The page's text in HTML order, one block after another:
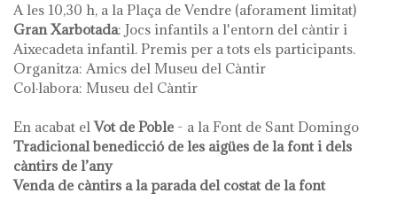
A les 10,30 h, a la Plaça de Vendre (aforament limitat)
Gran Xarbotada: Jocs infantils a l'entorn del càntir i
Aixecadeta infantil. Premis per a tots els participants.
Organitza: Amics del Museu del Càntir
Col·labora: Museu del Càntir
En acabat elVot de Poble - a la Font de Sant Domingo
Tradicional benedicció de les aigües de la font i dels
càntirs de l’any
Venda de càntirs a la parada del costat de la font